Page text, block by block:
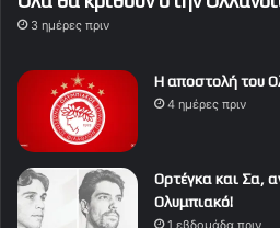
3 ημέρες πριν
Η αποστολή του
4 ημέρες πριν
Ορτέγκα και Σα,
Ολυμπιακό!